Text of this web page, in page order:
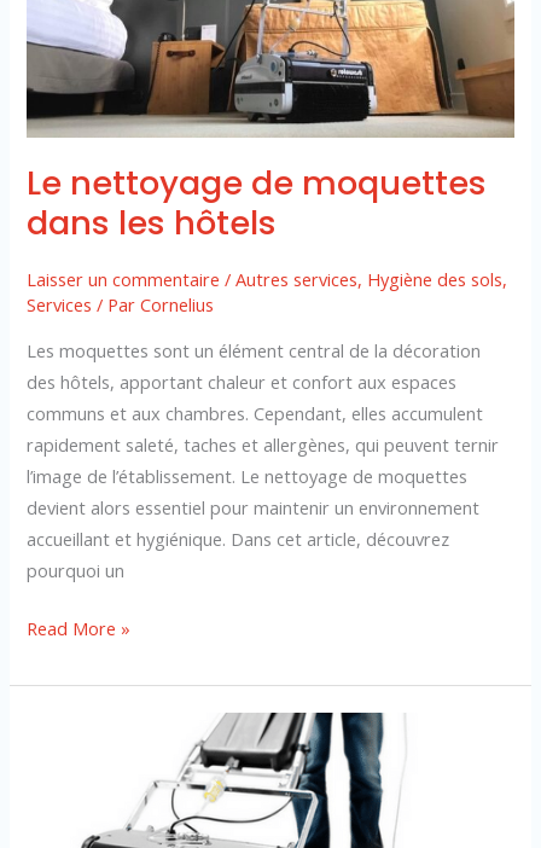
Le nettoyage de moquettes
dans les hôtels
Laisser un commentaire /Autres services, Hygiène des sols,
Services / ParCornelius
Les moquettes sont un élément central de la décoration
des hôtels, apportant chaleur et confort aux espaces
communs et aux chambres. Cependant, elles accumulent
rapidement saleté, taches et allergènes, qui peuvent ternir
l’image de l’établissement. Le nettoyage de moquettes
devient alors essentiel pour maintenir un environnement
accueillant et hygiénique. Dans cet article, découvrez
pourquoi un
Read More »